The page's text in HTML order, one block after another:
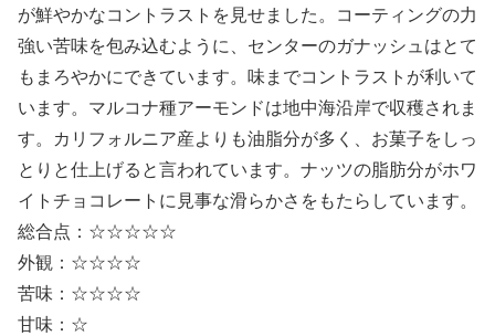
が鮮やかなコントラストを見せました。コーティングの力
強い苦味を包み込むように、センターのガナッシュはとて
もまろやかにできています。味までコントラストが利いて
います。マルコナ種アーモンドは地中海沿岸で収穫されま
す。カリフォルニア産よりも油脂分が多く、お菓子をしっ
とりと仕上げると言われています。ナッツの脂肪分がホワ
イトチョコレートに見事な滑らかさをもたらしています。
総合点：☆☆☆☆☆
外観：☆☆☆☆
苦味：☆☆☆☆
甘味：☆